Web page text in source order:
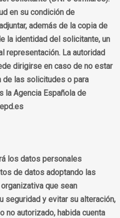
en su condición de
además de la copia de
la identidad del solicitante, un
representación. La autoridad
dirigirse en caso de no estar
de las solicitudes o para
la Agencia Española de
los datos personales
de datos adoptando las
que sean
seguridad y evitar su alteración,
no autorizado, habida cuenta